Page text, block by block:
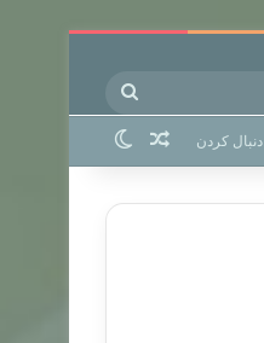
برای دنبال کردن نوشته تصادفی